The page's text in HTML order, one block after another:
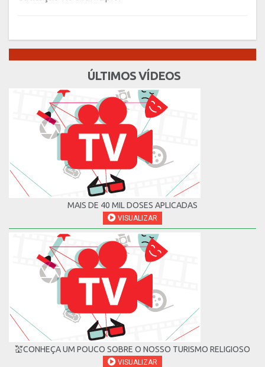
ÚLTIMOS VÍDEOS
MAIS DE 40 MIL DOSES APLICADAS
VISUALIZAR
💒CONHEÇA UM POUCO SOBRE O NOSSO TURISMO RELIGIOSO
VISUALIZAR